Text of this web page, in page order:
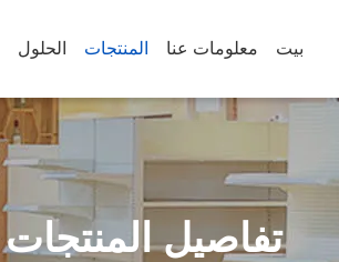
بيت معلومات عنا المنتجات الحلول
تفاصيل المنتجات